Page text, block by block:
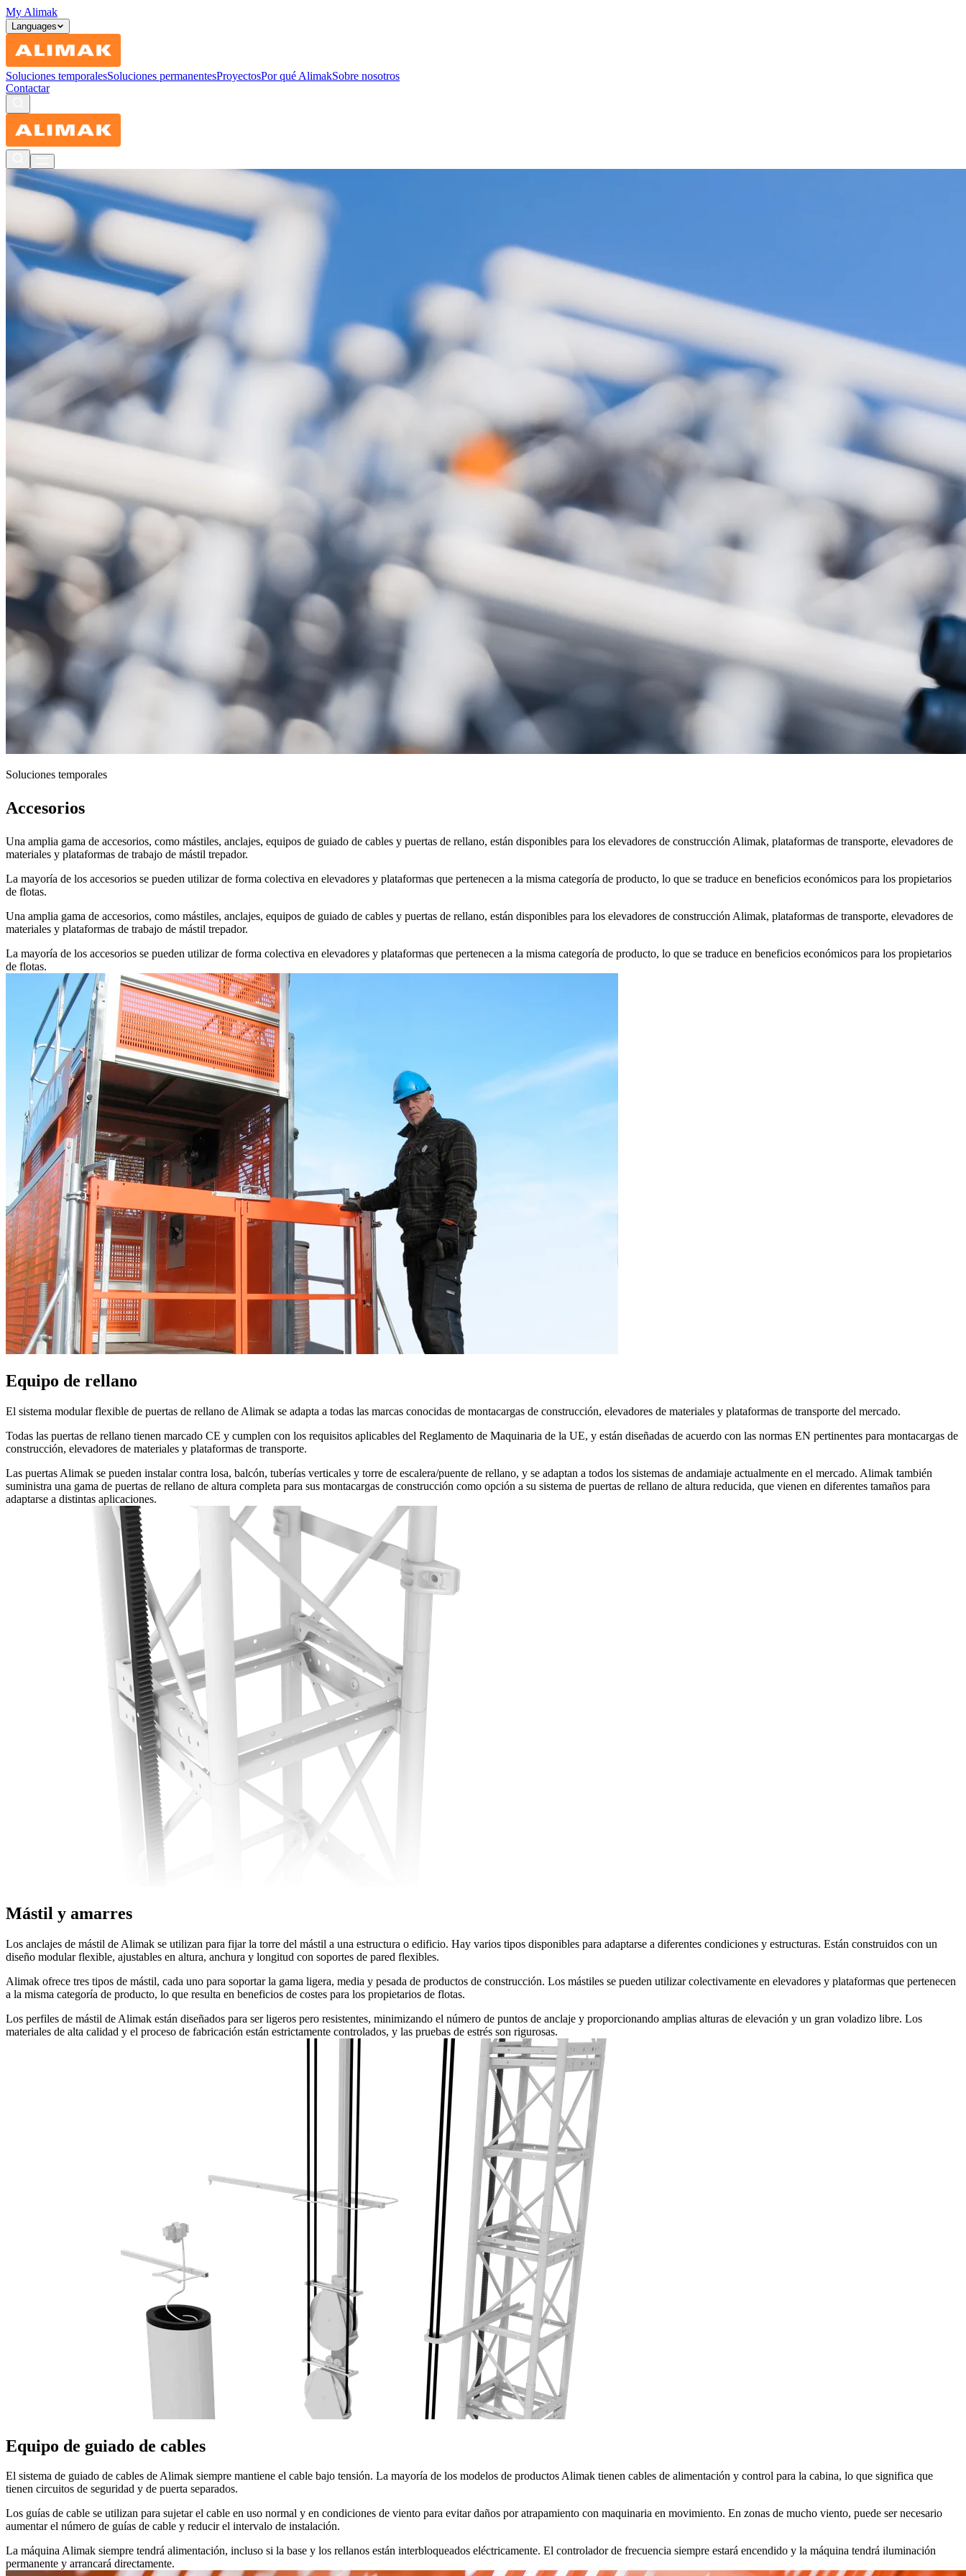
My Alimak
Languages
Soluciones temporalesSoluciones permanentesProyectosPor qué AlimakSobre nosotros
Contactar
Soluciones temporales
Accesorios
Una amplia gama de accesorios, como mástiles, anclajes, equipos de guiado de cables y puertas de rellano, están disponibles para los elevadores de construcción Alimak, plataformas de transporte, elevadores de
materiales y plataformas de trabajo de mástil trepador.
La mayoría de los accesorios se pueden utilizar de forma colectiva en elevadores y plataformas que pertenecen a la misma categoría de producto, lo que se traduce en beneficios económicos para los propietarios
de flotas.
Una amplia gama de accesorios, como mástiles, anclajes, equipos de guiado de cables y puertas de rellano, están disponibles para los elevadores de construcción Alimak, plataformas de transporte, elevadores de
materiales y plataformas de trabajo de mástil trepador.
La mayoría de los accesorios se pueden utilizar de forma colectiva en elevadores y plataformas que pertenecen a la misma categoría de producto, lo que se traduce en beneficios económicos para los propietarios
de flotas.
Equipo de rellano
El sistema modular flexible de puertas de rellano de Alimak se adapta a todas las marcas conocidas de montacargas de construcción, elevadores de materiales y plataformas de transporte del mercado.
Todas las puertas de rellano tienen marcado CE y cumplen con los requisitos aplicables del Reglamento de Maquinaria de la UE, y están diseñadas de acuerdo con las normas EN pertinentes para montacargas de
construcción, elevadores de materiales y plataformas de transporte.
Las puertas Alimak se pueden instalar contra losa, balcón, tuberías verticales y torre de escalera/puente de rellano, y se adaptan a todos los sistemas de andamiaje actualmente en el mercado. Alimak también
suministra una gama de puertas de rellano de altura completa para sus montacargas de construcción como opción a su sistema de puertas de rellano de altura reducida, que vienen en diferentes tamaños para
adaptarse a distintas aplicaciones.
Mástil y amarres
Los anclajes de mástil de Alimak se utilizan para fijar la torre del mástil a una estructura o edificio. Hay varios tipos disponibles para adaptarse a diferentes condiciones y estructuras. Están construidos con un
diseño modular flexible, ajustables en altura, anchura y longitud con soportes de pared flexibles.
Alimak ofrece tres tipos de mástil, cada uno para soportar la gama ligera, media y pesada de productos de construcción. Los mástiles se pueden utilizar colectivamente en elevadores y plataformas que pertenecen
a la misma categoría de producto, lo que resulta en beneficios de costes para los propietarios de flotas.
Los perfiles de mástil de Alimak están diseñados para ser ligeros pero resistentes, minimizando el número de puntos de anclaje y proporcionando amplias alturas de elevación y un gran voladizo libre. Los
materiales de alta calidad y el proceso de fabricación están estrictamente controlados, y las pruebas de estrés son rigurosas.
Equipo de guiado de cables
El sistema de guiado de cables de Alimak siempre mantiene el cable bajo tensión. La mayoría de los modelos de productos Alimak tienen cables de alimentación y control para la cabina, lo que significa que
tienen circuitos de seguridad y de puerta separados.
Los guías de cable se utilizan para sujetar el cable en uso normal y en condiciones de viento para evitar daños por atrapamiento con maquinaria en movimiento. En zonas de mucho viento, puede ser necesario
aumentar el número de guías de cable y reducir el intervalo de instalación.
La máquina Alimak siempre tendrá alimentación, incluso si la base y los rellanos están interbloqueados eléctricamente. El controlador de frecuencia siempre estará encendido y la máquina tendrá iluminación
permanente y arrancará directamente.